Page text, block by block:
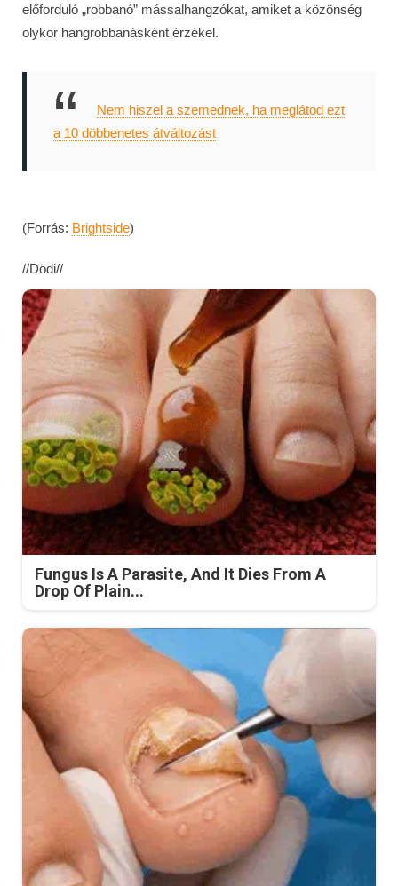
előforduló „robbanó” mássalhangzókat, amiket a közönség
olykor hangrobbanásként érzékel.
Nem hiszel a szemednek, ha meglátod ezt
a 10 döbbenetes átváltozást
(Forrás: Brightside)
//Dödi//
Fungus Is A Parasite, And It Dies From A
Drop Of Plain...